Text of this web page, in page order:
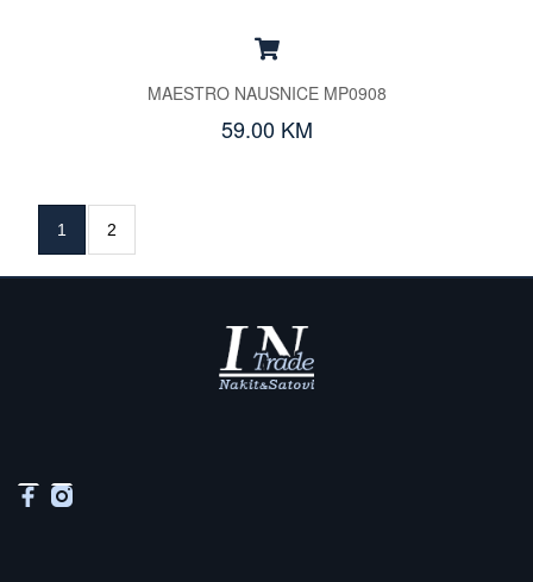
MAESTRO NAUSNICE MP0908
59.00 KM
1 2